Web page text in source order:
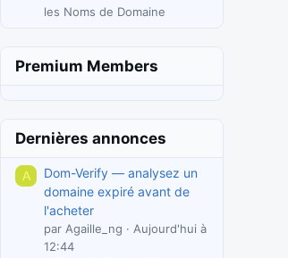
les Noms de Domaine
Premium Members
Dernières annonces
A
Dom-Verify — analysez un
domaine expiré avant de
l'acheter
par Agaille_ng
Aujourd'hui à
12:44